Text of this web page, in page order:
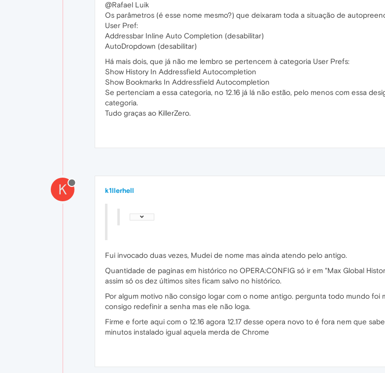
@Rafael Luik
Os parâmetros (é esse nome mesmo?) que deixaram toda a situação de
User Pref:
Addressbar Inline Auto Completion (desabilitar)
AutoDropdown (desabilitar)
Há mais dois, que já não me lembro se pertencem à categoria User Prefs:
Show History In Addressfield Autocompletion
Show Bookmarks In Addressfield Autocompletion
Se pertenciam a essa categoria, no 12.16 já lá não estão, pelo menos com essa
categoria.
Tudo graças ao KillerZero.
K k1llerhell
Fui invocado duas vezes, Mudei de nome mas ainda atendo pelo antigo.
Quantidade de paginas em histórico no OPERA:CONFIG só ir em "Max Global
assim só os dez últimos sites ficam salvo no histórico.
Por algum motivo não consigo logar com o nome antigo. pergunta todo mundo foi
consigo redefinir a senha mas ele não loga.
Firme e forte aqui com o 12.16 agora 12.17 desse opera novo to é fora nem que
minutos instalado igual aquela merda de Chrome